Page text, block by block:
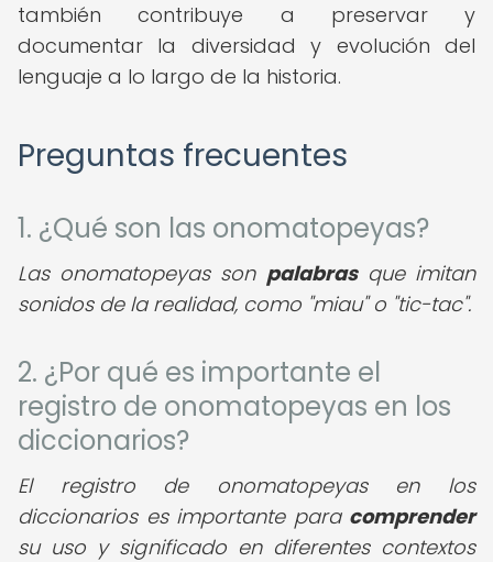
también contribuye a preservar y
documentar la diversidad y evolución del
lenguaje a lo largo de la historia.
Preguntas frecuentes
1. ¿Qué son las onomatopeyas?
Las onomatopeyas son palabrasque imitan
sonidos de la realidad, como "miau" o "tic-tac".
2. ¿Por qué es importante el
registro de onomatopeyas en los
diccionarios?
El registro de onomatopeyas en los
diccionarios es importante para comprender
su uso y significado en diferentes contextos